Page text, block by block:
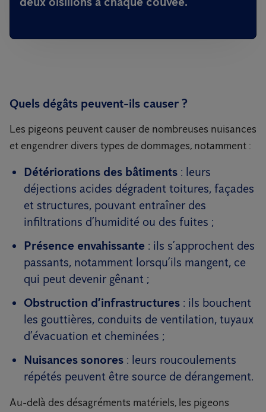
Quels dégâts peuvent-ils causer ?
Les pigeons peuvent causer de nombreuses nuisances
et engendrer divers types de dommages, notamment :
Détériorations des bâtiments : leurs
déjections acides dégradent toitures, façades
et structures, pouvant entraîner des
infiltrations d’humidité ou des fuites ;
Présence envahissante : ils s’approchent des
passants, notamment lorsqu’ils mangent, ce
qui peut devenir gênant ;
Obstruction d’infrastructures : ils bouchent
les gouttières, conduits de ventilation, tuyaux
d’évacuation et cheminées ;
Nuisances sonores : leurs roucoulements
répétés peuvent être source de dérangement.
Au-delà des désagréments matériels, les pigeons